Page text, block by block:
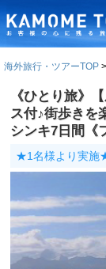
海外旅行・ツアーTOP
《ひとり旅》
ス付♪街歩きを
シンキ7日間《
★1名様より実施